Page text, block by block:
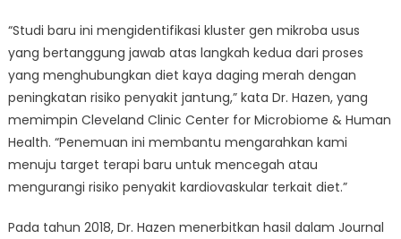
“Studi baru ini mengidentifikasi kluster gen mikroba usus
yang bertanggung jawab atas langkah kedua dari proses
yang menghubungkan diet kaya daging merah dengan
peningkatan risiko penyakit jantung,” kata Dr. Hazen, yang
memimpin Cleveland Clinic Center for Microbiome & Human
Health. “Penemuan ini membantu mengarahkan kami
menuju target terapi baru untuk mencegah atau
mengurangi risiko penyakit kardiovaskular terkait diet.”
Pada tahun 2018, Dr. Hazen menerbitkan hasil dalam Journal